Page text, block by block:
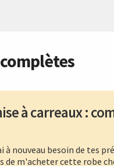
à carreaux :
à nouveau besoin de tes
de m'acheter cette robe